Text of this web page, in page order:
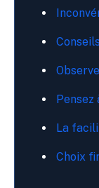
La
Choix